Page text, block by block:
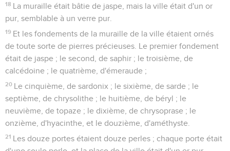
18 La muraille était bâtie de jaspe, mais la ville était d'un or
pur, semblable à un verre pur.
19 Et les fondements de la muraille de la ville étaient ornés
de toute sorte de pierres précieuses. Le premier fondement
était de jaspe ; le second, de saphir ; le troisième, de
calcédoine ; le quatrième, d'émeraude ;
20 Le cinquième, de sardonix ; le sixième, de sarde ; le
septième, de chrysolithe ; le huitième, de béryl ; le
neuvième, de topaze ; le dixième, de chrysoprase ; le
onzième, d'hyacinthe, et le douzième, d'améthyste.
21 Les douze portes étaient douze perles ; chaque porte était